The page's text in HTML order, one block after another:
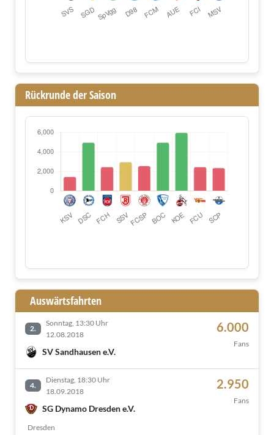
Rückrunde der Saison
Auswärtsfahrten
2.
Sonntag, 13:30 Uhr
12.08.2018
SV Sandhausen e.V.
6.000
Fans
4.
Dienstag, 18:30 Uhr
18.09.2018
SG Dynamo Dresden e.V.
Dresden
2.950
Fans